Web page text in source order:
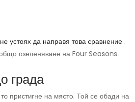
не устоях да направя това сравнение .
озеленяване на Four Seasons.
града
пристигне на място. Той се обади на